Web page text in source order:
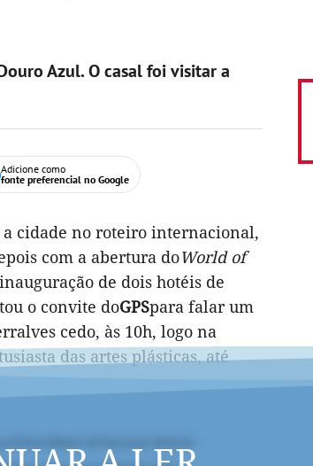
Azul. O casal foi visitar a
Adicione como
fonte preferencial no Google
cidade no roteiro internacional,
com a abertura doWorld of
de dois hotéis de
o convite doGPSpara falar um
cedo, às 10h, logo na
das artes plásticas, até